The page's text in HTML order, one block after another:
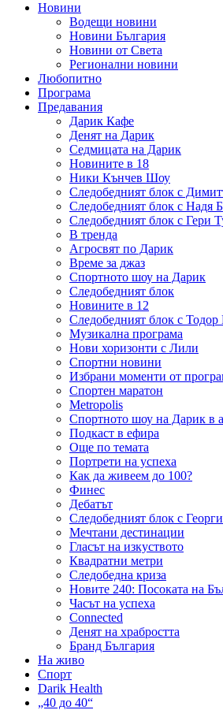
Новини
Водещи новини
Новини България
Новини от Света
Регионални новини
Любопитно
Програма
Предавания
Дарик Кафе
Денят на Дарик
Седмицата на Дарик
Новините в 18
Ники Кънчев Шоу
Следобедният блок с
Следобедният блок с Надя
Следобедният блок с Гери
В тренда
Агросвят по Дарик
Време за джаз
Спортното шоу на Дарик
Следобедният блок
Новините в 12
Следобедният блок с Тодор
Музикална програма
Нови хоризонти с Лили
Спортни новини
Избрани моменти от
Спортен маратон
Metropolis
Спортното шоу на Дарик в
Подкаст в ефира
Още по темата
Портрети на успеха
Как да живеем до 100?
Финес
Дебатът
Следобедният блок с
Мечтани дестинации
Гласът на изкуството
Квадратни метри
Следобедна криза
Новите 240: Посоката на
Часът на успеха
Connected
Денят на храбростта
Бранд България
На живо
Спорт
Darik Health
„40 до 40“